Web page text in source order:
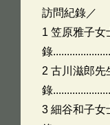
訪問紀錄／
1 笠原雅子女
錄
2 古川滋郎先
錄
3 細谷和子女